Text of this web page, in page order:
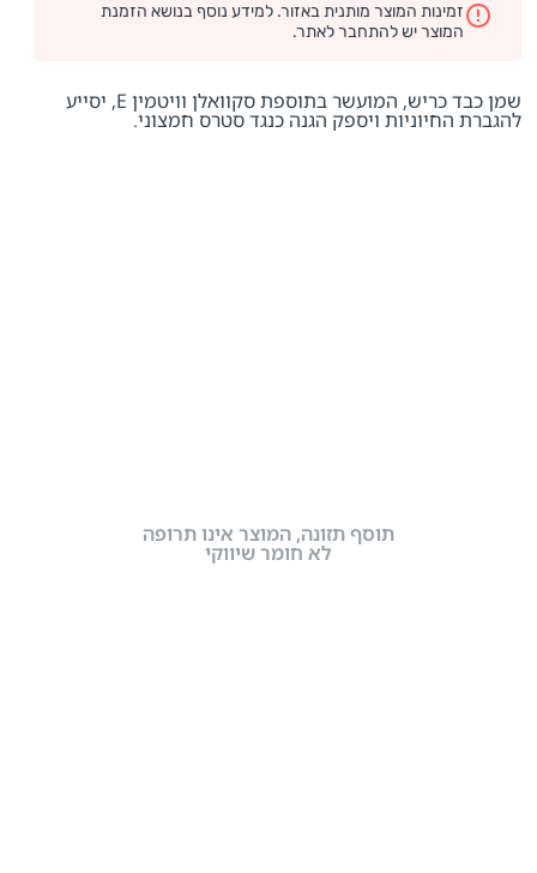
שמן כבד כריש, המועשר בתוספת סקוואלן וויטמין E, יסייע
להגברת החיוניות ויספק הגנה כנגד סטרס חמצוני.
זמינות המוצר מותנית באזור. למידע נוסף בנושא הזמנת
המוצר יש להתחבר לאתר.
תוסף תזונה, המוצר אינו תרופה
לא חומר שיווקי